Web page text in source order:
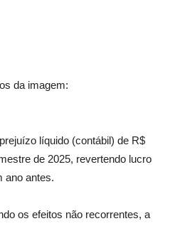
da imagem:
líquido (contábil) de R$
de 2025, revertendo lucro
ano antes.
os efeitos não recorrentes, a